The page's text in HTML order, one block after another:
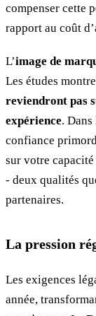
compenser cette
rapport au coût
L’image de
Les études
reviendront pas
expérience.
confiance
sur votre
- deux qualités
partenaires.
La pression
Les exigences
année,